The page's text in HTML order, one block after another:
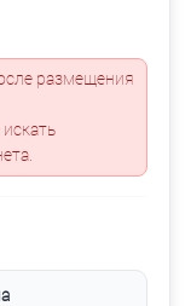
размещения